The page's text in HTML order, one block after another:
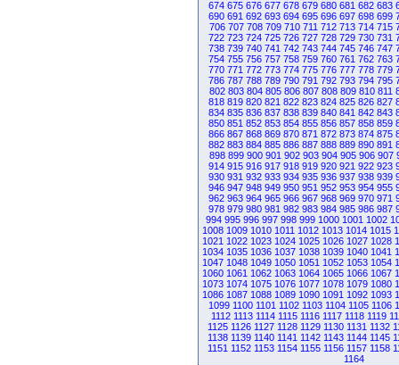
674 675 676 677 678 679 680 681 682 683
690 691 692 693 694 695 696 697 698 699
706 707 708 709 710 711 712 713 714 715
722 723 724 725 726 727 728 729 730 731
738 739 740 741 742 743 744 745 746 747
754 755 756 757 758 759 760 761 762 763
770 771 772 773 774 775 776 777 778 779
786 787 788 789 790 791 792 793 794 795
802 803 804 805 806 807 808 809 810 811
818 819 820 821 822 823 824 825 826 827
834 835 836 837 838 839 840 841 842 843
850 851 852 853 854 855 856 857 858 859
866 867 868 869 870 871 872 873 874 875
882 883 884 885 886 887 888 889 890 891
898 899 900 901 902 903 904 905 906 907
914 915 916 917 918 919 920 921 922 923
930 931 932 933 934 935 936 937 938 939
946 947 948 949 950 951 952 953 954 955
962 963 964 965 966 967 968 969 970 971
978 979 980 981 982 983 984 985 986 987
994 995 996 997 998 999 1000 1001 1002
1008 1009 1010 1011 1012 1013 1014 1015
1021 1022 1023 1024 1025 1026 1027 1028
1034 1035 1036 1037 1038 1039 1040 1041
1047 1048 1049 1050 1051 1052 1053 1054
1060 1061 1062 1063 1064 1065 1066 1067
1073 1074 1075 1076 1077 1078 1079 1080
1086 1087 1088 1089 1090 1091 1092 1093
1099 1100 1101 1102 1103 1104 1105 1106
1112 1113 1114 1115 1116 1117 1118 1119
1125 1126 1127 1128 1129 1130 1131 1132
1138 1139 1140 1141 1142 1143 1144 1145
1151 1152 1153 1154 1155 1156 1157 1158
1164